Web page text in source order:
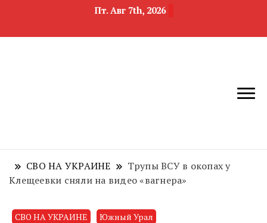
Пт. Авг 7th, 2026
область
недвижимости
СВО НА УКРАИНЕ
Трупы ВСУ в окопах у
Клещеевки сняли на видео «вагнера»
СВО НА УКРАИНЕ Южный Урал